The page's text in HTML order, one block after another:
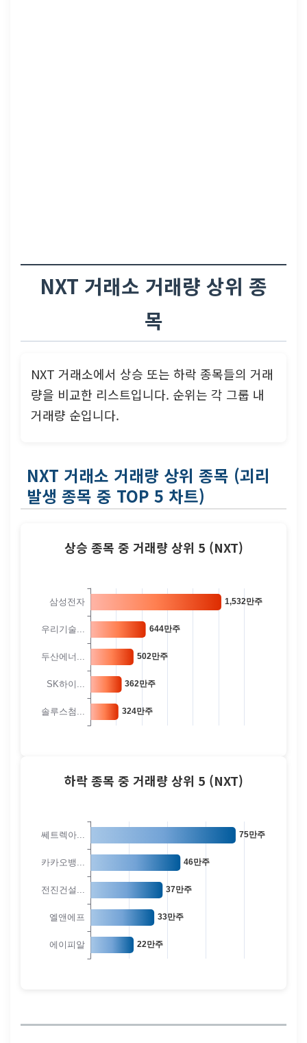
NXT 거래소 거래량 상위 종
목
NXT 거래소에서 상승 또는 하락 종목들의 거래
량을 비교한 리스트입니다. 순위는 각 그룹 내
거래량 순입니다.
NXT 거래소 거래량 상위 종목 (괴리
발생 종목 중 TOP 5 차트)
상승 종목 중 거래량 상위 5 (NXT)
하락 종목 중 거래량 상위 5 (NXT)